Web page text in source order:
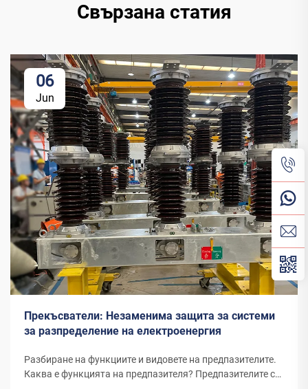
Свързана статия
06
Jun
Прекъсватели: Незаменима защита за системи
за разпределение на електроенергия
Разбиране на функциите и видовете на предпазителите.
Каква е функцията на предпазителя? Предпазителите са